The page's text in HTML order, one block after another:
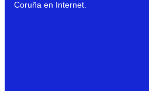
Coruña en Internet.